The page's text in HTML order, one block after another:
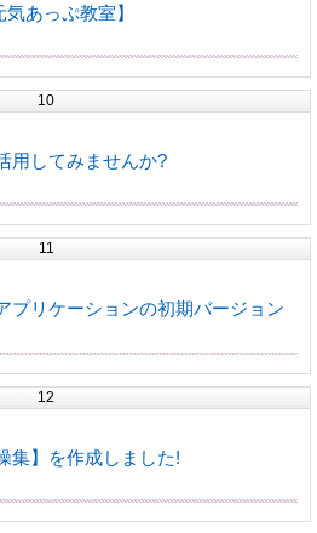
あっぷ教室】
10
用してみませんか?
11
プリケーションの初期バージョン
12
集】を作成しました!